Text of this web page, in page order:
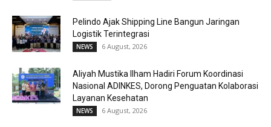
Pelindo Ajak Shipping Line Bangun Jaringan
Logistik Terintegrasi
NEWS 6 August, 2026
Aliyah Mustika Ilham Hadiri Forum Koordinasi
Nasional ADINKES, Dorong Penguatan Kolaborasi
Layanan Kesehatan
NEWS 6 August, 2026